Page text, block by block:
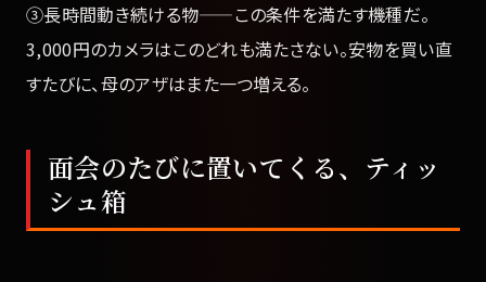
③長時間動き続ける物——この条件を満たす機種だ。
3,000円のカメラはこのどれも満たさない。安物を買い直
すたびに、母のアザはまた一つ増える。
面会のたびに置いてくる、ティッ
シュ箱